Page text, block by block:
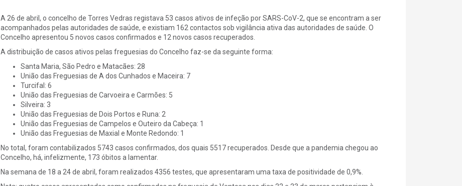
A 26 de abril, o concelho de Torres Vedras registava 53 casos ativos de infeção por SARS-CoV-2, que se encontram a ser
acompanhados pelas autoridades de saúde, e existiam 162 contactos sob vigilância ativa das autoridades de saúde. O
Concelho apresentou 5 novos casos confirmados e 12 novos casos recuperados.
A distribuição de casos ativos pelas freguesias do Concelho faz-se da seguinte forma:
Santa Maria, São Pedro e Matacães: 28
União das Freguesias de A dos Cunhados e Maceira: 7
Turcifal: 6
União das Freguesias de Carvoeira e Carmões: 5
Silveira: 3
União das Freguesias de Dois Portos e Runa: 2
União das Freguesias de Campelos e Outeiro da Cabeça: 1
União das Freguesias de Maxial e Monte Redondo: 1
No total, foram contabilizados 5743 casos confirmados, dos quais 5517 recuperados. Desde que a pandemia chegou ao
Concelho, há, infelizmente, 173 óbitos a lamentar.
Na semana de 18 a 24 de abril, foram realizados 4356 testes, que apresentaram uma taxa de positividade de 0,9%.